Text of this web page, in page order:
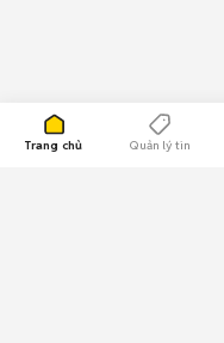
Trang chủ Quản lý tin